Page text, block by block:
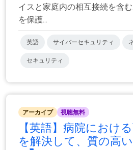
イスと家庭内の相互接続を含
を保護...
英語 サイバーセキュリティ
セキュリティ
アーカイブ 視聴無料
【英語】病院におけ
を解決して、質の高